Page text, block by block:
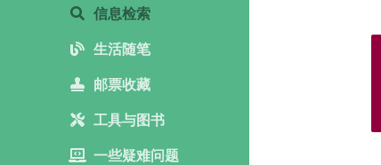
信息检索
生活随笔
邮票收藏
工具与图书
一些疑难问题